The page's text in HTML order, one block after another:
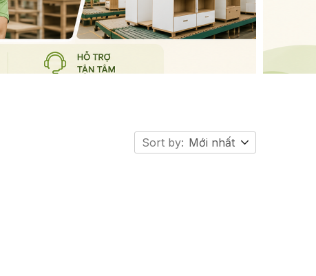
Sort by: Mới nhất